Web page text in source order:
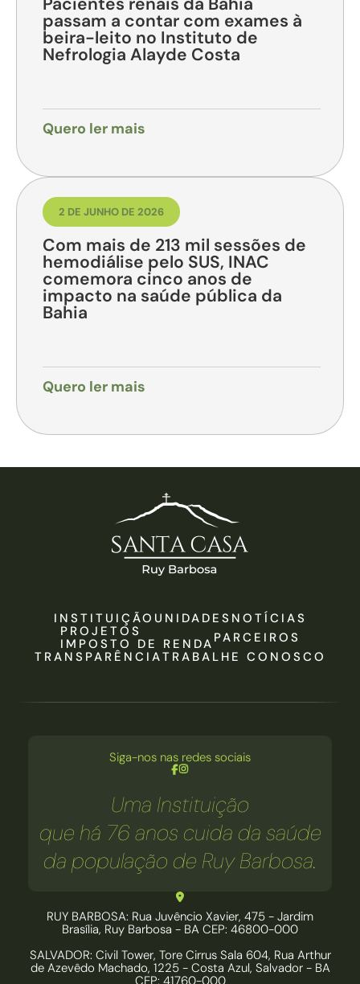
passam a contar com exames à
beira-leito no Instituto de
Nefrologia Alayde Costa
Quero ler mais
2 DE JUNHO DE 2026
Com mais de 213 mil sessões de
hemodiálise pelo SUS, INAC
comemora cinco anos de
impacto na saúde pública da
Bahia
Quero ler mais
INSTITUIÇÃO UNIDADES NOTÍCIAS
PROJETOS
IMPOSTO DE RENDA PARCEIROS
TRANSPARÊNCIATRABALHE CONOSCO
RUY BARBOSA: Rua Juvêncio Xavier, 475 - Jardim
Brasília, Ruy Barbosa - BA CEP: 46800-000
SALVADOR: Civil Tower, Tore Cirrus Sala 604, Rua Arthur
de Azevêdo Machado, 1225 - Costa Azul, Salvador - BA
CEP: 41760-000
Siga-nos nas redes sociais
Uma Instituição
que há 76 anos cuida da saúde
da população de Ruy Barbosa.